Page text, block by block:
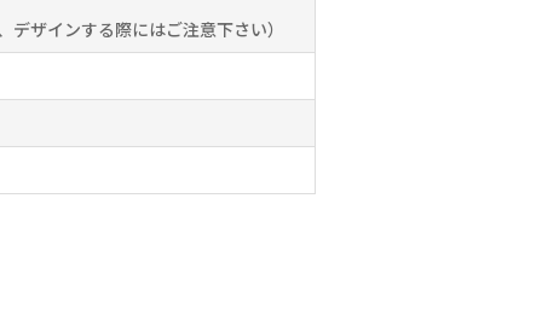
ザインする際にはご注意下さい）